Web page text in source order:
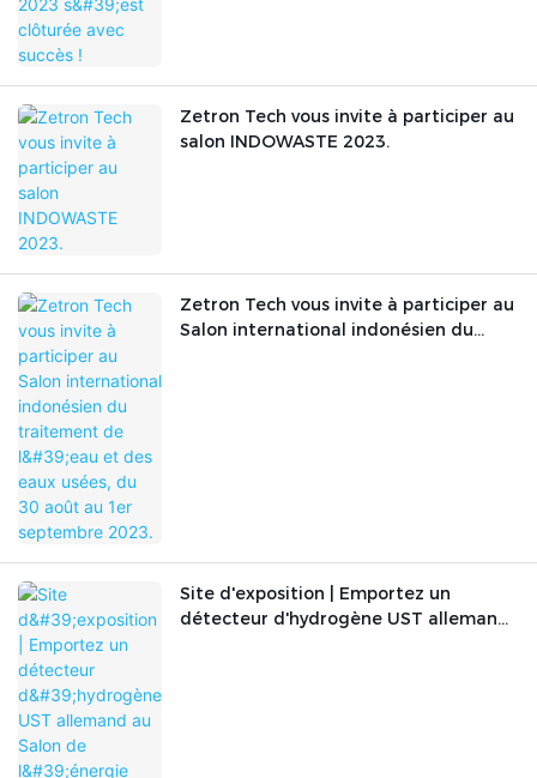
Zetron Tech vous invite à participer au
salon INDOWASTE 2023.
Zetron Tech vous invite à participer au
Salon international indonésien du
Site d'exposition | Emportez un
détecteur d'hydrogène UST allemand